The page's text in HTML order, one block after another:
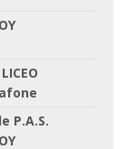
P.A.S.